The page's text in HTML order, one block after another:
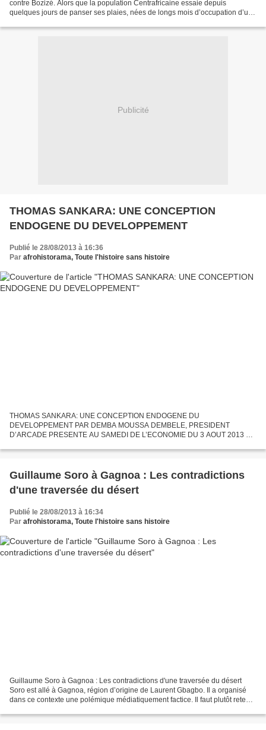
contre Bozizé. Alors que la population Centrafricaine essaie depuis
quelques jours de panser ses plaies, nées de longs mois d’occupation d’une
Publicité
THOMAS SANKARA: UNE CONCEPTION
ENDOGENE DU DEVELOPPEMENT
Publié le 28/08/2013 à 16:36
Par afrohistorama, Toute l'histoire sans histoire
THOMAS SANKARA: UNE CONCEPTION ENDOGENE DU
DEVELOPPEMENT PAR DEMBA MOUSSA DEMBELE, PRESIDENT
D’ARCADE PRESENTE AU SAMEDI DE L’ECONOMIE DU 3 AOUT 2013 AU
SANKARA, A L’OCASSION DU 30e ANNIVERSAIRE...
Guillaume Soro à Gagnoa : Les contradictions
d'une traversée du désert
Publié le 28/08/2013 à 16:34
Par afrohistorama, Toute l'histoire sans histoire
Guillaume Soro à Gagnoa : Les contradictions d'une traversée du désert
Soro est allé à Gagnoa, région d’origine de Laurent Gbagbo. Il a organisé
dans ce contexte une polémique médiatiquement factice. Il faut plutôt retenir